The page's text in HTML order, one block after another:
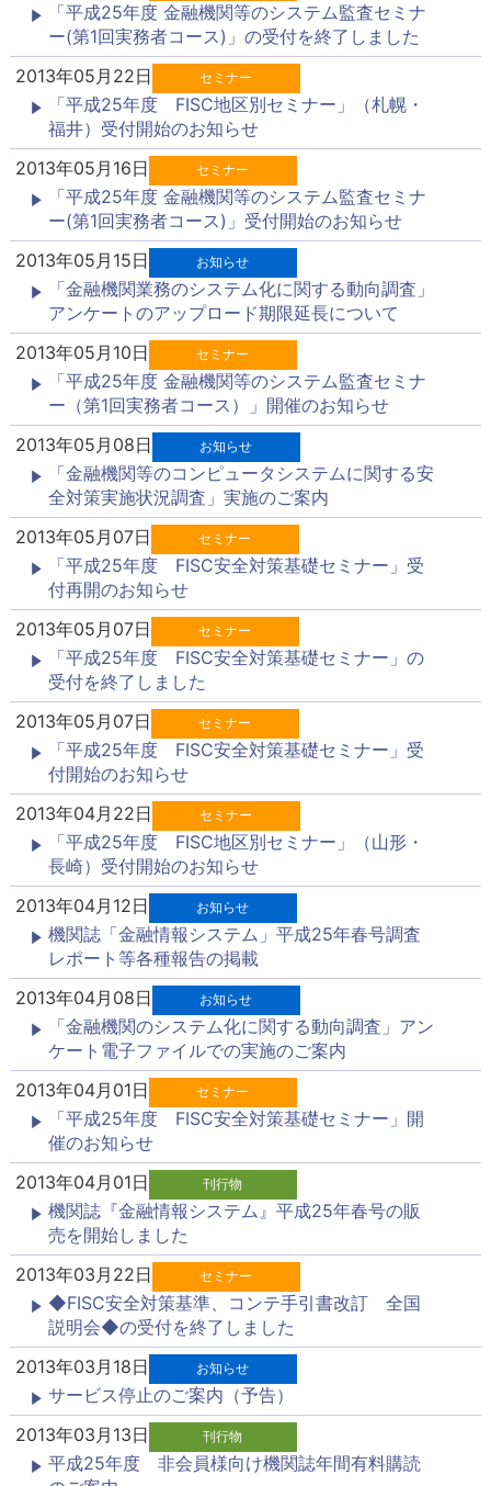
「平成25年度 金融機関等のシステム監査セミナ
ー(第1回実務者コース)」の受付を終了しました
2013年05月22日
セミナー
「平成25年度 FISC地区別セミナー」（札幌・
福井）受付開始のお知らせ
2013年05月16日
セミナー
「平成25年度 金融機関等のシステム監査セミナ
ー(第1回実務者コース)」受付開始のお知らせ
2013年05月15日
お知らせ
「金融機関業務のシステム化に関する動向調査」
アンケートのアップロード期限延長について
2013年05月10日
セミナー
「平成25年度 金融機関等のシステム監査セミナ
ー（第1回実務者コース）」開催のお知らせ
2013年05月08日
お知らせ
「金融機関等のコンピュータシステムに関する安
全対策実施状況調査」実施のご案内
2013年05月07日
セミナー
「平成25年度 FISC安全対策基礎セミナー」受
付再開のお知らせ
2013年05月07日
セミナー
「平成25年度 FISC安全対策基礎セミナー」の
受付を終了しました
2013年05月07日
セミナー
「平成25年度 FISC安全対策基礎セミナー」受
付開始のお知らせ
2013年04月22日
セミナー
「平成25年度 FISC地区別セミナー」（山形・
長崎）受付開始のお知らせ
2013年04月12日
お知らせ
機関誌「金融情報システム」平成25年春号調査
レポート等各種報告の掲載
2013年04月08日
お知らせ
「金融機関のシステム化に関する動向調査」アン
ケート電子ファイルでの実施のご案内
2013年04月01日
セミナー
「平成25年度 FISC安全対策基礎セミナー」開
催のお知らせ
2013年04月01日
刊行物
機関誌『金融情報システム』平成25年春号の販
売を開始しました
2013年03月22日
セミナー
◆FISC安全対策基準、コンテ手引書改訂 全国
説明会◆の受付を終了しました
2013年03月18日
お知らせ
サービス停止のご案内（予告）
2013年03月13日
刊行物
平成25年度 非会員様向け機関誌年間有料購読